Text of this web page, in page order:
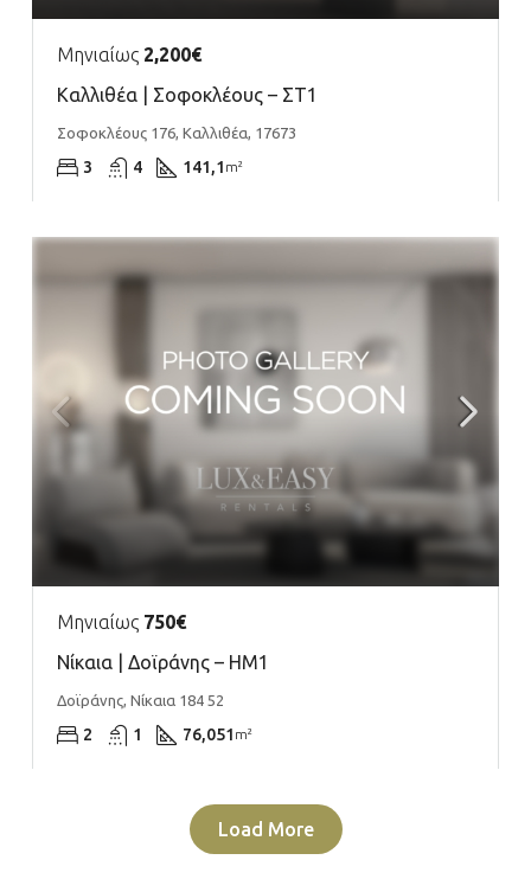
Μηνιαίως 2,200€
Καλλιθέα | Σοφοκλέους – ΣΤ1
Σοφοκλέους 176, Καλλιθέα, 17673
3 4 141,1 m²
Μηνιαίως 750€
Νίκαια | Δοϊράνης – ΗΜ1
Δοϊράνης, Νίκαια 184 52
2 1 76,051 m²
Load More